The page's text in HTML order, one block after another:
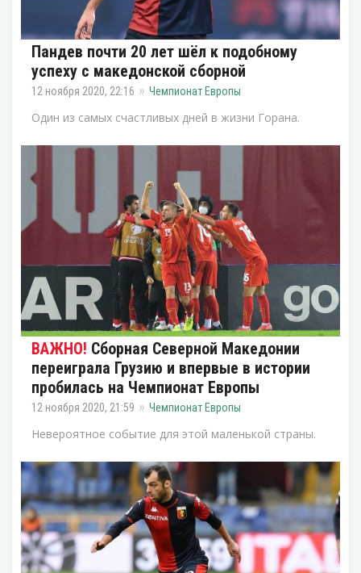
Пандев почти 20 лет шёл к подобному
успеху с македонской сборной
12 ноября 2020, 22:16 Чемпионат Европы
Один из самых счастливых дней в жизни Горана.
Сборная Северной Македонии
переиграла Грузию и впервые в истории
пробилась на Чемпионат Европы
12 ноября 2020, 21:59 Чемпионат Европы
Невероятное событие для этой маленькой страны.